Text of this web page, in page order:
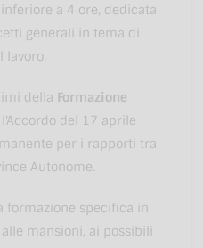
a 4 ore, dedicata
generali in tema di
lavoro.
della Formazione
del 17 aprile
per i rapporti tra
Autonome.
formazione specifica in
mansioni, ai possibili